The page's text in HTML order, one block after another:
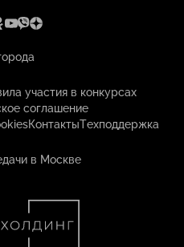
участия в конкурсах
соглашение
КонтактыТехподдержка
в Москве